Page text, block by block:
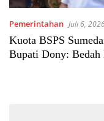
Pemerintahan Juli 6,
Kuota BSPS
Bupati Dony: Bedah